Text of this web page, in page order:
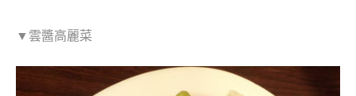
▼雲醬高麗菜